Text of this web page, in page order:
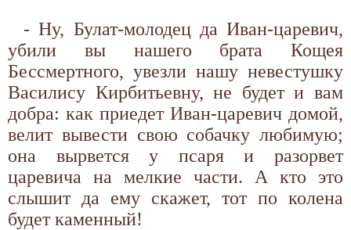
- Ну, Булат-молодец да Иван-царевич,
убили вы нашего брата Кощея
Бессмертного, увезли нашу невестушку
Василису Кирбитьевну, не будет и вам
добра: как приедет Иван-царевич домой,
велит вывести свою собачку любимую;
она вырвется у псаря и разорвет
царевича на мелкие части. А кто это
слышит да ему скажет, тот по колена
будет каменный!